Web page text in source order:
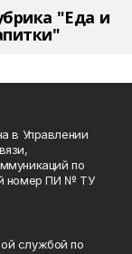
"Еда и
в Управлении
по
номер ПИ № ТУ
службой по